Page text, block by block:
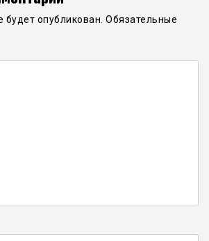
опубликован. Обязательные